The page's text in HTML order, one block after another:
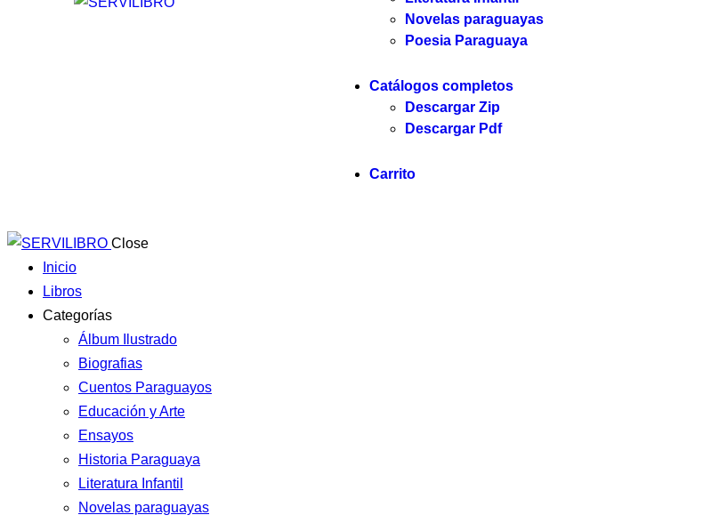
Novelas paraguayas
Poesia Paraguaya
Catálogos completos
Descargar Zip
Descargar Pdf
Carrito
Close
Inicio
Libros
Categorías
Álbum Ilustrado
Biografias
Cuentos Paraguayos
Educación y Arte
Ensayos
Historia Paraguaya
Literatura Infantil
Novelas paraguayas